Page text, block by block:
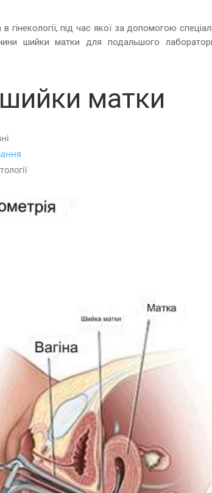
під час якої за допомогою
шийки матки для подальшого
шийки матки